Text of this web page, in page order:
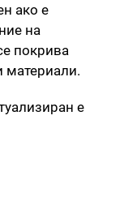
ако е
на
покрива
материали.
е